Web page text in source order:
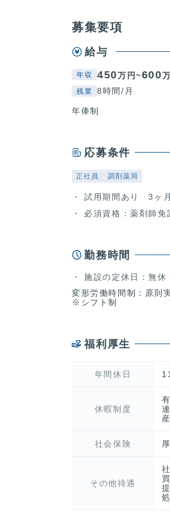
募集要項
給与
年収 450万円~600
残業 8時間/月
年俸制
応募条件
正社員 調剤薬局
試用期間あり 3ヶ月
必須資格：薬剤師免
勤務時間
施設の定休日：無休
変形労働時間制：原則
※シフト制
福利厚生
年間休日
休暇制度
社会保険
その他待遇